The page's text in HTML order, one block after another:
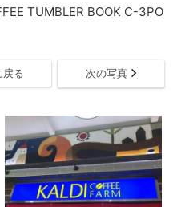
TUMBLER BOOK C-3PO
戻る 次の写真